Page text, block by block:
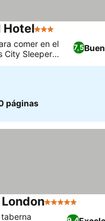
Hotel3 Estrellas
7,5
comer en el
City Sleeper
páginas
5 Estrellas